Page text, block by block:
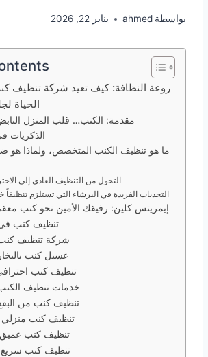
بواسطة ahmed يناير 22, 2026
روعة النظافة: كيف تعيد شركة تنظيف
الحياة
مقدمة: الكنب… قلب المنزل
الذكريات
ما هو تنظيف الكنب المتخصص، ولماذا هو
التحول من التنظيف العادي إلى
التحديات الفريدة في البرشاء التي تستلزم تنظيفاً
إيمريتس كلين: رفيقك الأمين نحو كنب
تنظيف كنب في
شركة تنظيف كنب
غسيل كنب
تنظيف كنب
خدمات تنظيف
تنظيف كنب من
تنظيف كنب منزلي
تنظيف كنب عميق
تنظيف كنب سريع